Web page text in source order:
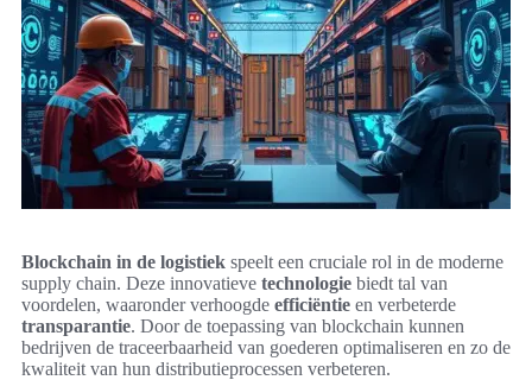
Blockchain in de logistiek speelt een cruciale rol in de moderne
supply chain. Deze innovatieve technologie biedt tal van
voordelen, waaronder verhoogde efficiëntie en verbeterde
transparantie. Door de toepassing van blockchain kunnen
bedrijven de traceerbaarheid van goederen optimaliseren en zo de
kwaliteit van hun distributieprocessen verbeteren.